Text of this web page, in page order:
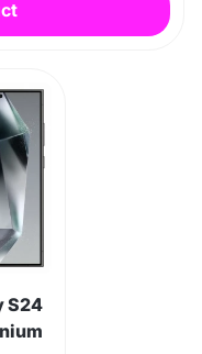
S24